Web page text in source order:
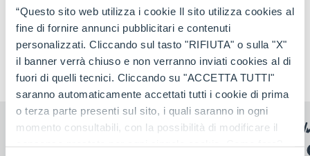
“Questo sito web utilizza i cookie Il sito utilizza cookies al
fine di fornire annunci pubblicitari e contenuti
personalizzati. Cliccando sul tasto "RIFIUTA" o sulla "X"
il banner verrà chiuso e non verranno inviati cookies al di
fuori di quelli tecnici. Cliccando su "ACCETTA TUTTI"
saranno automaticamente accettati tutti i cookie di prima
o terza parte presenti sul sito, i quali saranno in ogni
momento consultabili, con la possibilità di modificare il
consenso prestato per ogni singolo cookie. Come fare?
PRODUCTOS ASOCIADOS
Manipuladores Telescópicos